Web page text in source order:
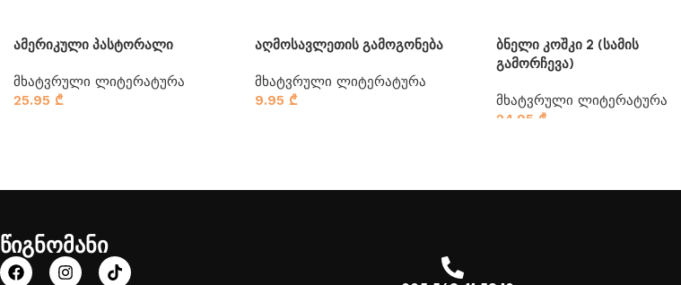
ამერიკული პასტორალი
მხატვრული ლიტერატურა
25.95 ₾
აღმოსავლეთის გამოგონება
მხატვრული ლიტერატურა
9.95 ₾
ბნელი კოშკი 2 (სამის
გამორჩევა)
მხატვრული ლიტერატურა
24.95 ₾
წიგნომანი